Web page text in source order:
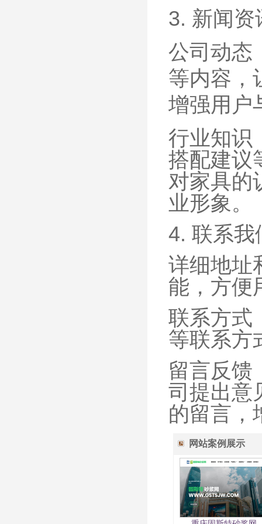
3. 新闻资
公司动态
等内容，
增强用户
行业知识
搭配建议
对家具的
业形象。
4. 联系我
详细地址
能，方便
联系方式
等联系方
留言反馈
司提出意
的留言，
网站案例展示